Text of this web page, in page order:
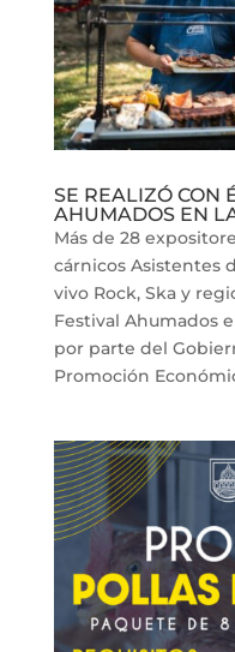
SE REALIZÓ CON
AHUMADOS EN
Más de 28
cárnicos Asistentes
vivo Rock, Ska y
Festival Ahumados
por parte del
Promoción